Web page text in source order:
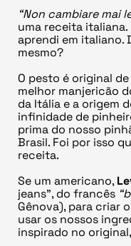
“Non cambiare mai
uma receita
aprendi em italiano.
mesmo?
O pesto é original
melhor manjericão
da Itália e a origem
infinidade de
prima do nosso
Brasil. Foi por isso
receita.
Se um americano,
jeans”, do francês
Gênova), para criar
usar os nossos
inspirado no